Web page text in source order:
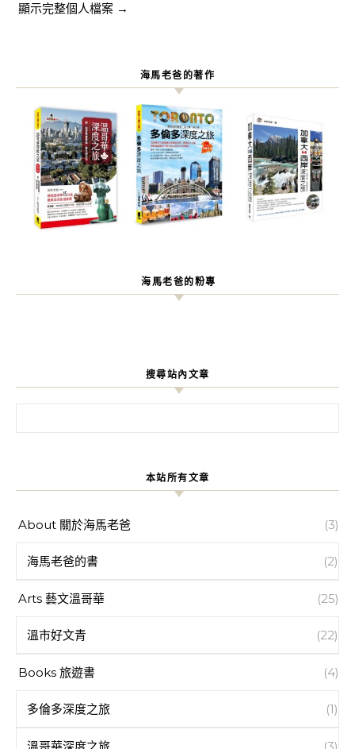
顯示完整個人檔案 →
海馬老爸的著作
海馬老爸的粉專
搜尋站內文章
本站所有文章
About 關於海馬老爸 (3)
海馬老爸的書 (2)
Arts 藝文溫哥華 (25)
溫市好文青 (22)
Books 旅遊書 (4)
多倫多深度之旅 (1)
溫哥華深度之旅 (3)